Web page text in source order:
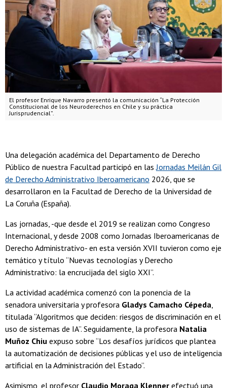
El profesor Enrique Navarro presentó la comunicación “La Protección
Constitucional de los Neuroderechos en Chile y su práctica
Jurisprudencial”.
Una delegación académica del Departamento de Derecho
Público de nuestra Facultad participó en lasJornadas Meilán Gil
de Derecho Administrativo Iberoamericano 2026, que se
desarrollaron en la Facultad de Derecho de la Universidad de
La Coruña (España).
Las jornadas, -que desde el 2019 se realizan como Congreso
Internacional, y desde 2008 como Jornadas Iberoamericanas de
Derecho Administrativo- en esta versión XVII tuvieron como eje
temático y título “Nuevas tecnologías y Derecho
Administrativo: la encrucijada del siglo XXI”.
La actividad académica comenzó con la ponencia de la
senadora universitaria y profesora Gladys Camacho Cépeda,
titulada “Algoritmos que deciden: riesgos de discriminación en el
uso de sistemas de IA”. Seguidamente, la profesora Natalia
Muñoz Chiu expuso sobre “Los desafíos jurídicos que plantea
la automatización de decisiones públicas y el uso de inteligencia
artificial en la Administración del Estado”.
Asimismo, el profesor Claudio Moraga Klenner efectuó una